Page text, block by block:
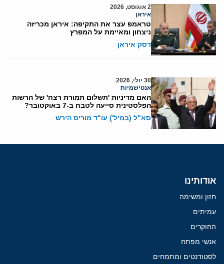
2 אוגוסט, 2026
איראן
טראמפ עצר את התקיפה: איראן מכריזה
ניצחון ומאיימת על המפרץ
דסק איראן
30 יולי, 2026
אנטישמיות
האם מדיניות 'תשלום תמורת רצח' של הרשות
הפלסטינית סייעה לטבח ב-7 באוקטובר?
סא"ל (במיל') עו"ד מוריס הירש
אודותינו
חזון ומשימה
עמיתים
החוקרים
אנשי מפתח
לסטודנטים ומתמחים